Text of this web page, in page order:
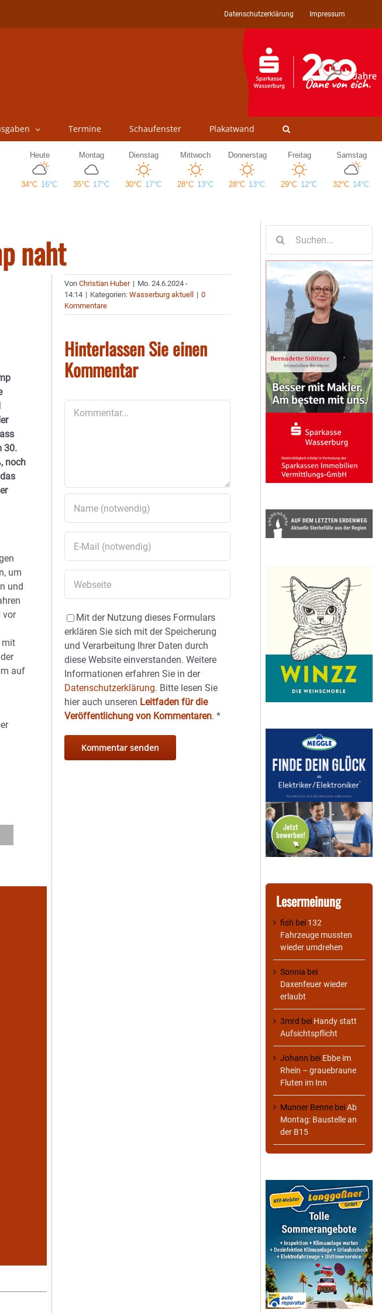
Datenschutzerklärung Impressum
Termine Schaufenster Plakatwand
naht
30.
noch
um
und
vor
mit
auf
VonChristian Huber | Mo. 24.6.2024 -
14:14 | Kategorien:Wasserburg aktuell | 0
Kommentare
Hinterlassen Sie einen
Kommentar
Mit der Nutzung dieses Formulars
erklären Sie sich mit der Speicherung
und Verarbeitung Ihrer Daten durch
diese Website einverstanden. Weitere
Informationen erfahren Sie in der
Datenschutzerklärung. Bitte lesen Sie
hier auch unseren Leitfaden für die
Veröffentlichung von Kommentaren.*
nach:
Lesermeinung
fish bei 132
Fahrzeuge mussten
wieder umdrehen
Sonnia bei
Daxenfeuer wieder
erlaubt
3mrd bei Handy statt
Aufsichtspflicht
Johann bei Ebbe im
Rhein – grauebraune
Fluten im Inn
Munner Benne beiAb
Montag: Baustelle an
der B15